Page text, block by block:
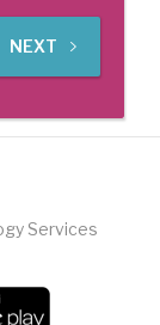
NEXT
Services